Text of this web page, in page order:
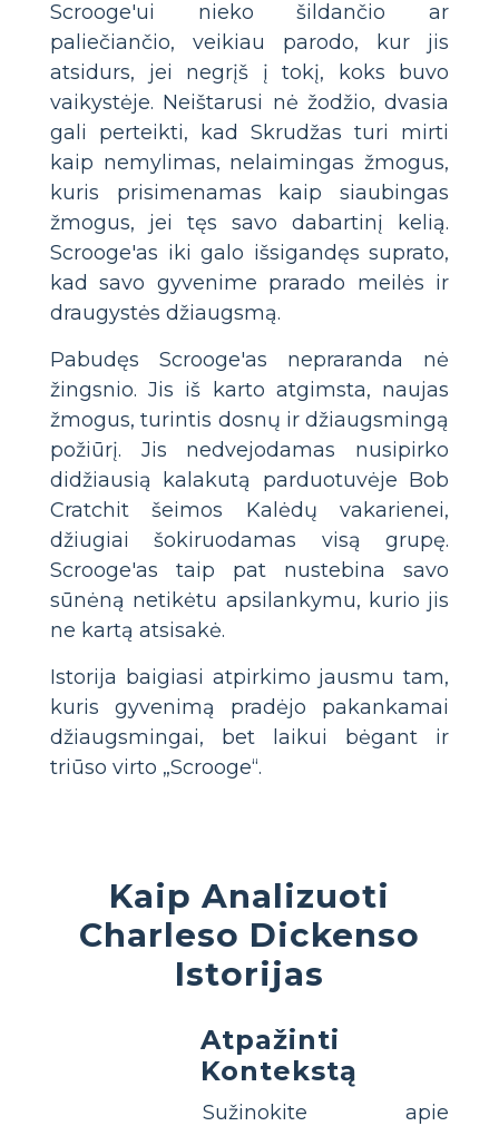
Scrooge'ui nieko šildančio ar
paliečiančio, veikiau parodo, kur jis
atsidurs, jei negrįš į tokį, koks buvo
vaikystėje. Neištarusi nė žodžio, dvasia
gali perteikti, kad Skrudžas turi mirti
kaip nemylimas, nelaimingas žmogus,
kuris prisimenamas kaip siaubingas
žmogus, jei tęs savo dabartinį kelią.
Scrooge'as iki galo išsigandęs suprato,
kad savo gyvenime prarado meilės ir
draugystės džiaugsmą.
Pabudęs Scrooge'as nepraranda nė
žingsnio. Jis iš karto atgimsta, naujas
žmogus, turintis dosnų ir džiaugsmingą
požiūrį. Jis nedvejodamas nusipirko
didžiausią kalakutą parduotuvėje Bob
Cratchit šeimos Kalėdų vakarienei,
džiugiai šokiruodamas visą grupę.
Scrooge'as taip pat nustebina savo
sūnėną netikėtu apsilankymu, kurio jis
ne kartą atsisakė.
Istorija baigiasi atpirkimo jausmu tam,
kuris gyvenimą pradėjo pakankamai
džiaugsmingai, bet laikui bėgant ir
triūso virto „Scrooge“.
Kaip Analizuoti
Charleso Dickenso
Istorijas
Atpažinti
Kontekstą
Sužinokite apie